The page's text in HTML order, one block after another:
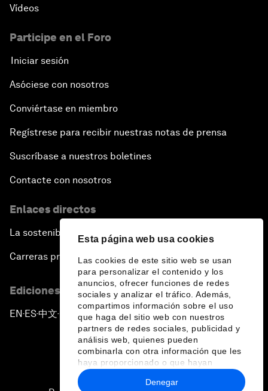
Esta página web usa cookies
Las cookies de este sitio web se usan
para personalizar el contenido y los
anuncios, ofrecer funciones de redes
sociales y analizar el tráfico. Además,
compartimos información sobre el uso
que haga del sitio web con nuestros
partners de redes sociales, publicidad y
análisis web, quienes pueden
combinarla con otra información que les
haya proporcionado o que hayan
recopilado a partir del uso que haya
hecho de sus servicios.
Denegar
Vídeos
Participe en el Foro
Iniciar sesión
Asóciese con nosotros
Conviértase en miembro
Regístrese para recibir nuestras notas de prensa
Suscríbase a nuestros boletines
Contacte con nosotros
Enlaces directos
La sostenibilidad en el Foro
Carreras profesionales
Ediciones en otros idiomas
EN ▪ES▪中文▪ 日本語